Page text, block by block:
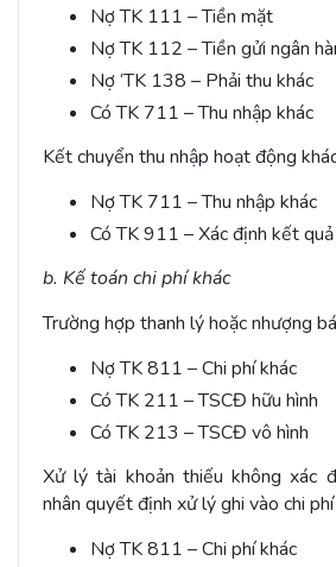
Nợ TK 111 – Tiền mặt
Nợ TK 112 – Tiền gửi ngân
Nợ ‘TK 138 – Phải thu khác
Có TK 711 – Thu nhập khác
Kết chuyển thu nhập hoạt động
Nợ TK 711 – Thu nhập khác
Có TK 911 – Xác định kết
b. Kế toán chi phí khác
Trường hợp thanh lý hoặc nhượng
Nợ TK 811 – Chi phí khác
Có TK 211 – TSCĐ hữu hình
Có TK 213 – TSCĐ vô hình
Xử lý tài khoản thiếu không xác
nhân quyết định xử lý ghi vào chi phí
Nợ TK 811 – Chi phí khác